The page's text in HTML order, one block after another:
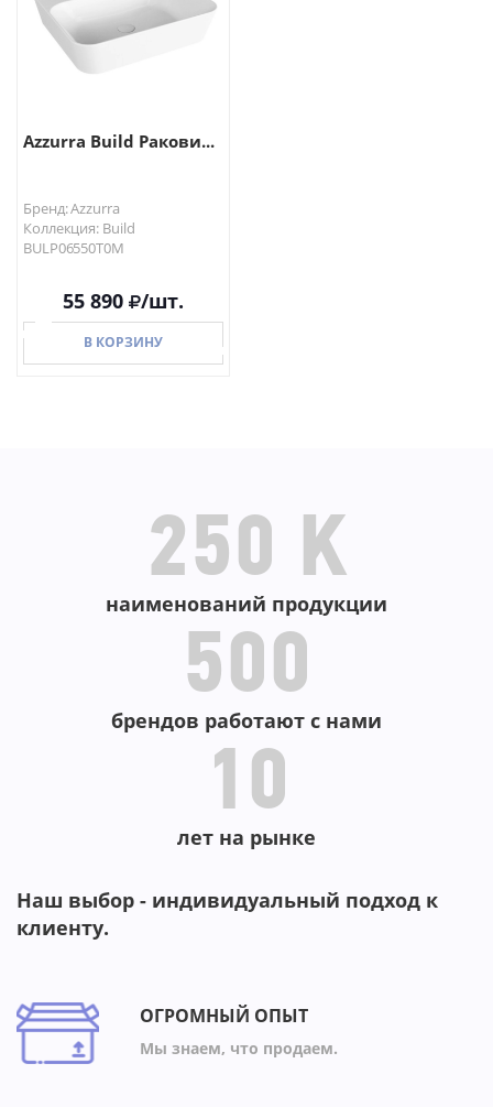
Azzurra Build Ракови...
Бренд: Azzurra
Коллекция: Build
BULP06550T0M
55 890 /шт.
В КОРЗИНУ
250 K
наименований продукции
500
брендов работают с нами
10
лет на рынке
Наш выбор - индивидуальный подход к
клиенту.
ОГРОМНЫЙ ОПЫТ
Мы знаем, что продаем.